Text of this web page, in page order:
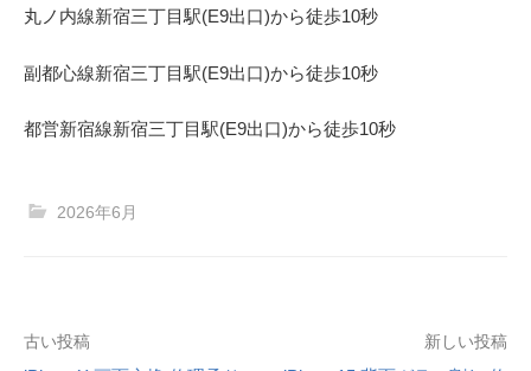
丸ノ内線新宿三丁目駅(E9出口)から徒歩10秒
副都心線新宿三丁目駅(E9出口)から徒歩10秒
都営新宿線新宿三丁目駅(E9出口)から徒歩10秒
2026年6月
投
古い投稿 新しい投稿